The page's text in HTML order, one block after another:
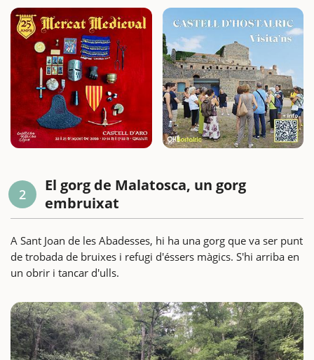
2
El gorg de Malatosca, un gorg
embruixat
A Sant Joan de les Abadesses, hi ha una gorg que va ser punt
de trobada de bruixes i refugi d'éssers màgics. S'hi arriba en
un obrir i tancar d'ulls.